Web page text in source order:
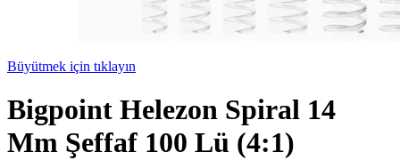
Büyütmek için tıklayın
Bigpoint Helezon Spiral 14
Mm Şeffaf 100 Lü (4:1)